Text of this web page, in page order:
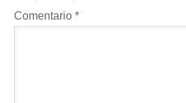
Comentario *